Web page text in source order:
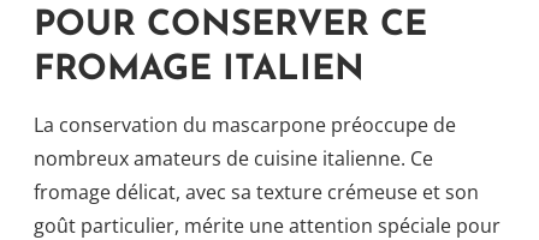
POUR CONSERVER CE
FROMAGE ITALIEN
La conservation du mascarpone préoccupe de
nombreux amateurs de cuisine italienne. Ce
fromage délicat, avec sa texture crémeuse et son
goût particulier, mérite une attention spéciale pour